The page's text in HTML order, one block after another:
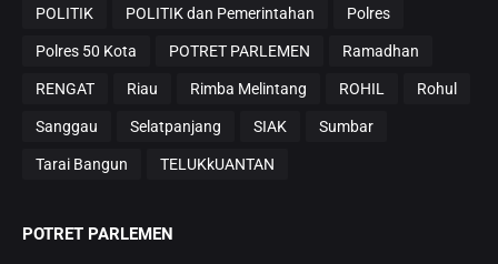
POLITIK POLITIK dan Pemerintahan Polres
Polres 50 Kota POTRET PARLEMEN Ramadhan
RENGAT Riau Rimba Melintang ROHIL Rohul
Sanggau Selatpanjang SIAK Sumbar
Tarai Bangun TELUKkUANTAN
POTRET PARLEMEN